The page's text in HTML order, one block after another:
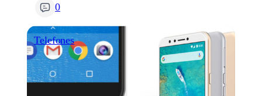
0
Telefones